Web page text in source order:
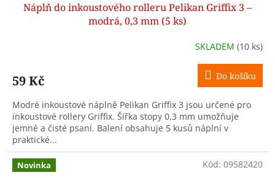
Náplň do inkoustového rolleru Pelikan Griffix 3 –
modrá, 0,3 mm (5 ks)
SKLADEM (10 ks)
59 Kč Do košíku
Modré inkoustové náplně Pelikan Griffix 3 jsou určené pro
inkoustové rollery Griffix. Šířka stopy 0,3 mm umožňuje
jemné a čisté psaní. Balení obsahuje 5 kusů náplní v
praktické...
Novinka Kód: 09582420